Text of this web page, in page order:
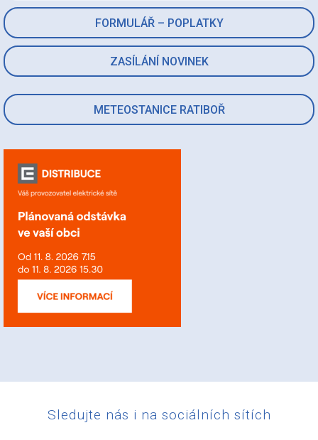
FORMULÁŘ – POPLATKY
ZASÍLÁNÍ NOVINEK
METEOSTANICE RATIBOŘ
Sledujte nás i na sociálních sítích